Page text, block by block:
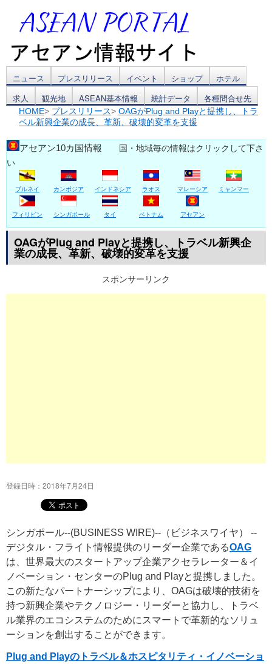
コ
ン
テ
ン
ツ
へ
ス
キ
ッ
ニュース プレスリリース イベント ショップ
ホテル
求人
観光地 ASEAN基本情報 統計データ 各種問合せ先
HOME> プレスリリース> OAGがPlug and Playと提携し、トラ
ベル新興企業の成長、革新、破壊的変革を支援
アセアン10カ国情報 国・地域毎の情報はクリックして下さ
い
ブルネイ カンボジア インドネシア ラオス マレーシア ミャンマー
フィリピン シンガポール タイ ベトナム アセアン
OAGがPlug and Playと提携し、トラベル新興企
業の成長、革新、破壊的変革を支援
スポンサーリンク
登録日時：2018年7月24日
シンガポール--(BUSINESS WIRE)--（ビジネスワイヤ） --
デジタル・フライト情報提供のリーダー企業であるOAG
は、世界最大のスタートアップ企業アクセラレーター＆イ
ノベーション・センターのPlug and Playと提携しました。
この新たなパートナーシップにより、OAGは破壊的技術を
持つ新興企業やテクノロジー・リーダーと協力し、トラベ
ル業界のエコシステムのためにスマートで革新的なソリュ
ーションを創出することができます。
Plug and Playのトラベル＆ホスピタリティ・イノベーショ